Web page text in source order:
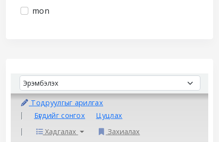
mon
Sort
Sort by:
Тодруулгыг арилгах
Бүгдийг сонгох
Цуцлах
Хадгалах
Захиалах